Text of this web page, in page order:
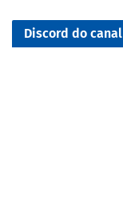
Discord do canal